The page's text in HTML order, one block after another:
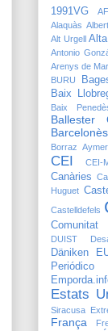
1991VG
Alaquàs
Alt Urgell
Antonio
Arenys de Mar
BURU
Baix
Baix
Ballester
Barcelonès
Borraz
CEI CEI-
Canàries
Huguet
Castelldefels
Comunitat
DUIST
Däniken
Estats
Siracusa
França